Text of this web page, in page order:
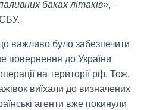
баках літаків», –
важливо було забезпечити
повернення до України
на території рф. Тож,
виїхали до визначених
агенти вже покинули